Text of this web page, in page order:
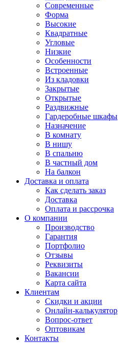
Современные
Форма
Высокие
Квадратные
Угловые
Низкие
Особенности
Встроенные
Из кладовки
Закрытые
Открытые
Раздвижные
Гардеробные шкафы
Назначение
В комнату
В нишу
В спальню
В частный дом
На балкон
Доставка и оплата
Как сделать заказ
Доставка
Оплата и рассрочка
О компании
Производство
Гарантия
Портфолио
Отзывы
Реквизиты
Вакансии
Карта сайта
Клиентам
Скидки и акции
Онлайн-калькулятор
Вопрос-ответ
Оптовикам
Контакты